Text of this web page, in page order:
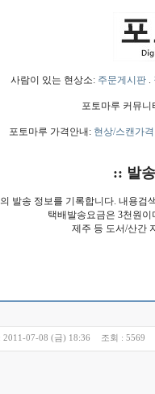
사람이 있는 현상소: 주문게시판.
포토마루 커뮤
포토마루 가격안내: 현상/스캔가격
:: 발
발송 정보를 기록합니다. 내용검
택배발송요금은 3천원
제주 등 도서/산간
2011-07-08 (금) 18:36 조회 : 5569